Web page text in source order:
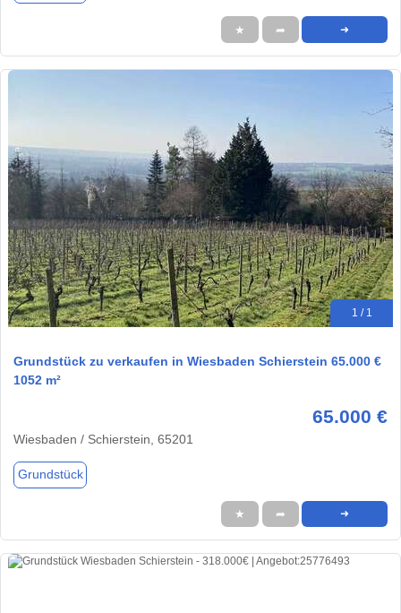
★ ➦ ➜
1 / 1
Grundstück zu verkaufen in Wiesbaden Schierstein 65.000 €
1052 m²
65.000 €
Wiesbaden / Schierstein, 65201
Grundstück
★ ➦ ➜